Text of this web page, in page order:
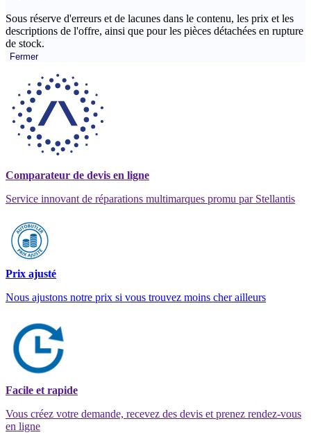
Sous réserve d'erreurs et de lacunes dans le contenu, les prix et les
descriptions de l'offre, ainsi que pour les pièces détachées en rupture
de stock.
Fermer
Comparateur de devis en ligne
Service innovant de réparations multimarques promu par Stellantis
Prix ajusté
Nous ajustons notre prix si vous trouvez moins cher ailleurs
Facile et rapide
Vous créez votre demande, recevez des devis et prenez rendez-vous
en ligne